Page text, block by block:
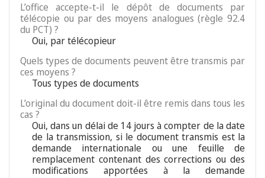
L’office accepte-t-il le dépôt de documents par
télécopie ou par des moyens analogues (règle 92.4
du PCT) ?
Oui, par télécopieur
Quels types de documents peuvent être transmis par
ces moyens ?
Tous types de documents
L’original du document doit-il être remis dans tous les
cas ?
Oui, dans un délai de 14 jours à compter de la date
de la transmission, si le document transmis est la
demande internationale ou une feuille de
remplacement contenant des corrections ou des
modifications apportées à la demande